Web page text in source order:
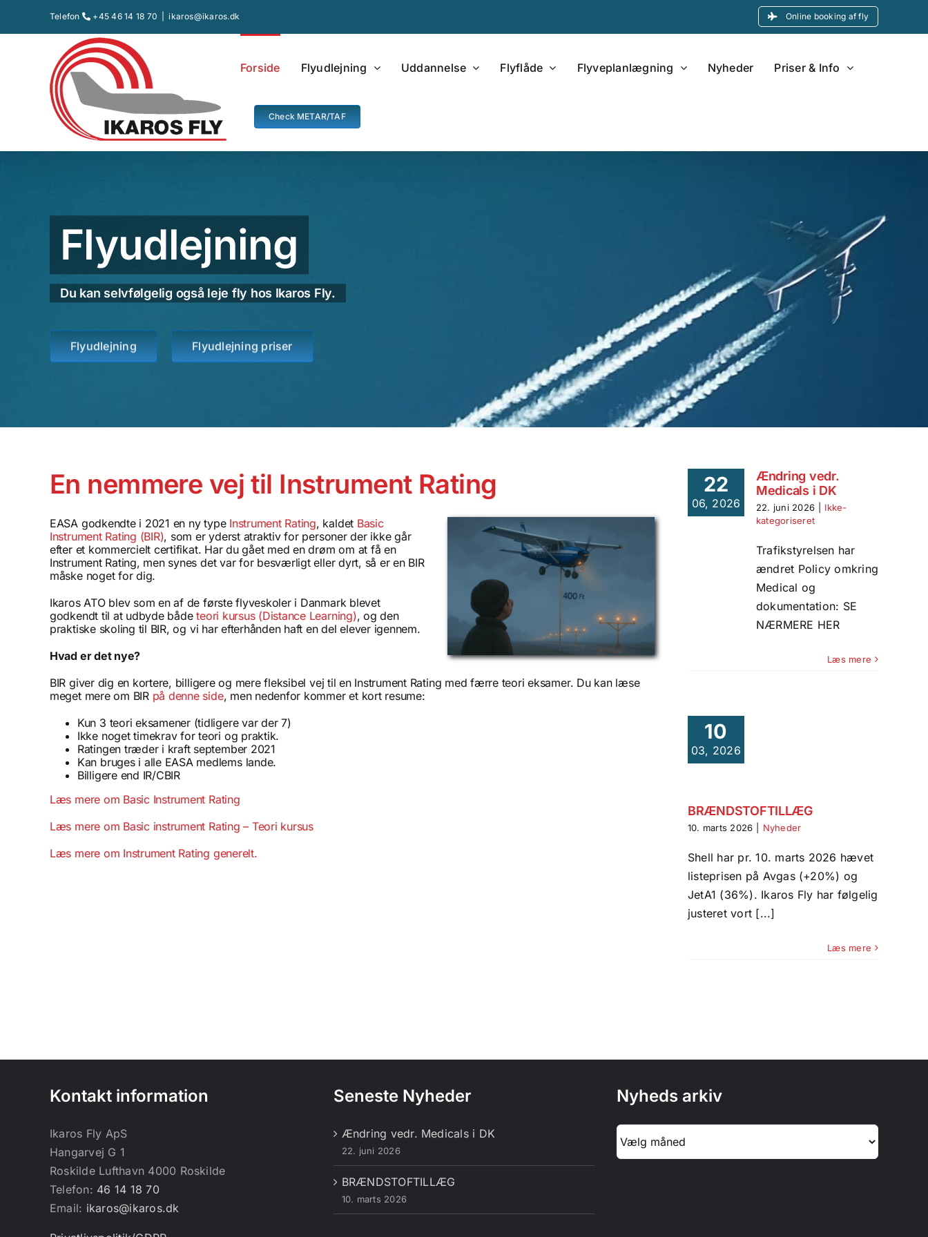
Telefon +45 46 14 18 70 ikaros@ikaros.dk Online booking af fly
Forside Flyudlejning Uddannelse Flyflåde Flyveplanlægning Nyheder Priser & Info
Check METAR/TAF
Flyudlejning
Du kan selvfølgelig også leje fly hos Ikaros Fly.
Flyudlejning Flyudlejning priser
En nemmere vej til Instrument Rating
EASA godkendte i 2021 en ny type Instrument Rating, kaldet Basic
Instrument Rating (BIR), som er yderst atraktiv for personer der ikke går
efter et kommercielt certifikat. Har du gået med en drøm om at få en
Instrument Rating, men synes det var for besværligt eller dyrt, så er en BIR
måske noget for dig.
Ikaros ATO blev som en af de første flyveskoler i Danmark blevet
godkendt til at udbyde bådeteori kursus (Distance Learning), og den
praktiske skoling til BIR, og vi har efterhånden haft en del elever igennem.
Hvad er det nye?
BIR giver dig en kortere, billigere og mere fleksibel vej til en Instrument Rating med færre teori eksamer. Du kan læse
meget mere om BIR på denne side, men nedenfor kommer et kort resume:
Kun 3 teori eksamener (tidligere var der 7)
Ikke noget timekrav for teori og praktik.
Ratingen træder i kraft september 2021
Kan bruges i alle EASA medlems lande.
Billigere end IR/CBIR
Læs mere om Basic Instrument Rating
Læs mere om Basic instrument Rating – Teori kursus
Læs mere om Instrument Rating generelt.
22
06, 2026
Ændring vedr.
Medicals i DK
22. juni 2026
Ikke-
kategoriseret
Trafikstyrelsen har
ændret Policy omkring
Medical og
dokumentation: SE
NÆRMERE HER
Læs mere
10
03, 2026
BRÆNDSTOFTILLÆG
10. marts 2026 Nyheder
Shell har pr. 10. marts 2026 hævet
listeprisen på Avgas (+20%) og
JetA1 (36%). Ikaros Fly har følgelig
justeret vort [...]
Læs mere
Kontakt information
Ikaros Fly ApS
Hangarvej G 1
Roskilde Lufthavn 4000 Roskilde
Telefon: 46 14 18 70
Email: ikaros@ikaros.dk
Seneste Nyheder
Ændring vedr. Medicals i DK
22. juni 2026
BRÆNDSTOFTILLÆG
10. marts 2026
Nyheds arkiv
arkiv